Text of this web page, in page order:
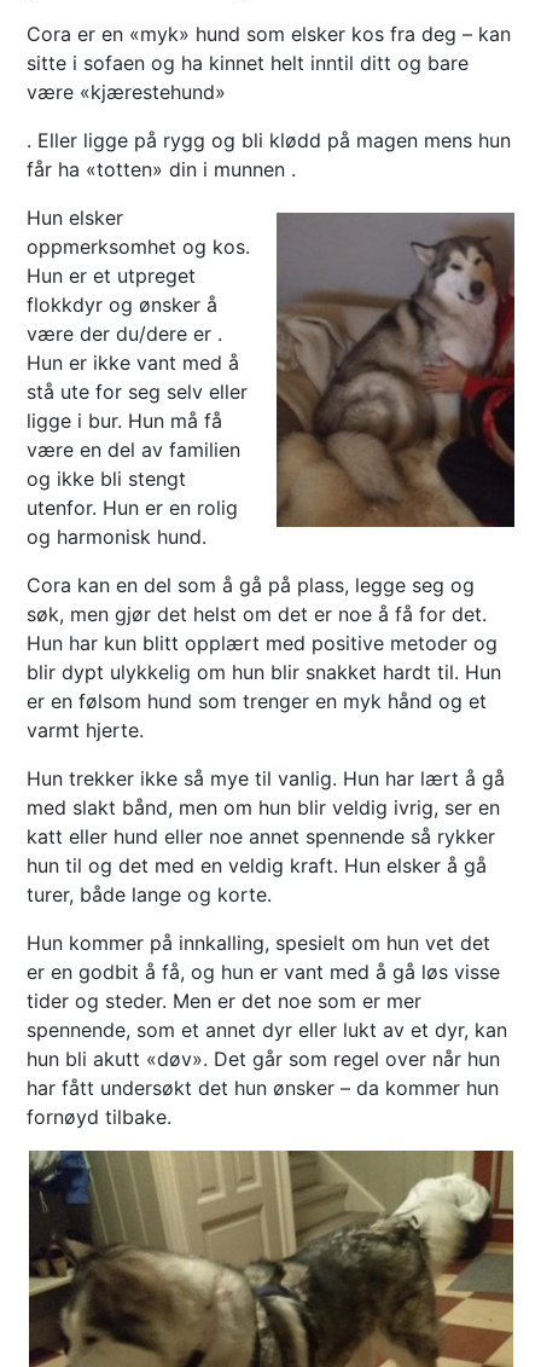
Cora er en «myk» hund som elsker kos fra deg – kan
sitte i sofaen og ha kinnet helt inntil ditt og bare
være «kjærestehund»
. Eller ligge på rygg og bli klødd på magen mens hun
får ha «totten» din i munnen .
Hun elsker
oppmerksomhet og kos.
Hun er et utpreget
flokkdyr og ønsker å
være der du/dere er .
Hun er ikke vant med å
stå ute for seg selv eller
ligge i bur. Hun må få
være en del av familien
og ikke bli stengt
utenfor. Hun er en rolig
og harmonisk hund.
Cora kan en del som å gå på plass, legge seg og
søk, men gjør det helst om det er noe å få for det.
Hun har kun blitt opplært med positive metoder og
blir dypt ulykkelig om hun blir snakket hardt til. Hun
er en følsom hund som trenger en myk hånd og et
varmt hjerte.
Hun trekker ikke så mye til vanlig. Hun har lært å gå
med slakt bånd, men om hun blir veldig ivrig, ser en
katt eller hund eller noe annet spennende så rykker
hun til og det med en veldig kraft. Hun elsker å gå
turer, både lange og korte.
Hun kommer på innkalling, spesielt om hun vet det
er en godbit å få, og hun er vant med å gå løs visse
tider og steder. Men er det noe som er mer
spennende, som et annet dyr eller lukt av et dyr, kan
hun bli akutt «døv». Det går som regel over når hun
har fått undersøkt det hun ønsker – da kommer hun
fornøyd tilbake.